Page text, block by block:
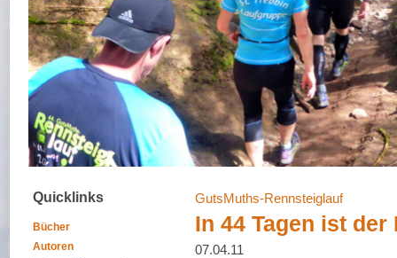
Quicklinks
Bücher
Autoren
GutsMuths-Rennsteiglauf
In 44 Tagen ist
07.04.11